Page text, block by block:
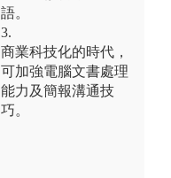
語。
3.
商業科技化的時代，
可加強電腦文書處理
能力及簡報溝通技
巧。